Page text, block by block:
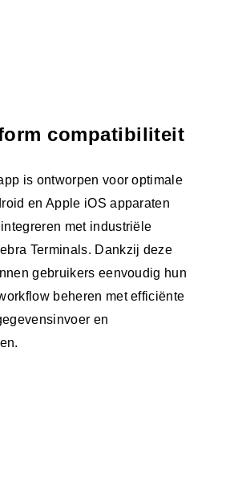
compatibiliteit
is ontworpen voor optimale
en Apple iOS apparaten
met industriële
Terminals. Dankzij deze
gebruikers eenvoudig hun
beheren met efficiënte
en